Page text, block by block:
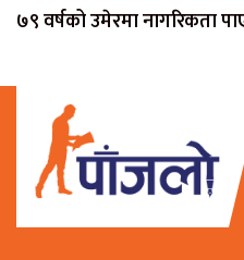
७९ वर्षको उमेरमा नागरिकता